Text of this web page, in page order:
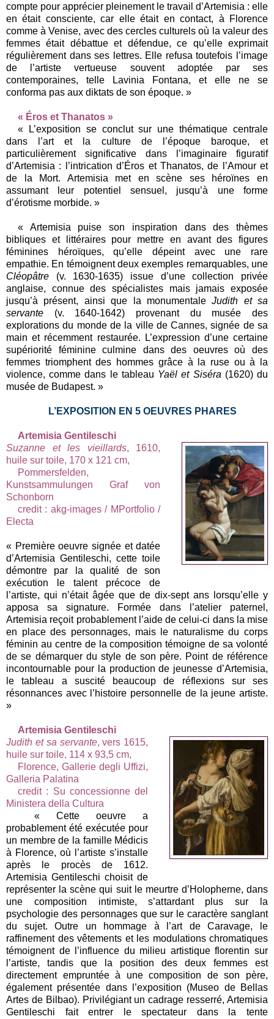
compte pour apprécier pleinement le travail d’Artemisia : elle
en était consciente, car elle était en contact, à Florence
comme à Venise, avec des cercles culturels où la valeur des
femmes était débattue et défendue, ce qu’elle exprimait
régulièrement dans ses lettres. Elle refusa toutefois l’image
de l’artiste vertueuse souvent adoptée par ses
contemporaines, telle Lavinia Fontana, et elle ne se
conforma pas aux diktats de son époque. »
« Éros et Thanatos »
« L’exposition se conclut sur une thématique centrale
dans l’art et la culture de l’époque baroque, et
particulièrement significative dans l’imaginaire figuratif
d’Artemisia : l’intrication d’Éros et Thanatos, de l’Amour et
de la Mort. Artemisia met en scène ses héroïnes en
assumant leur potentiel sensuel, jusqu’à une forme
d’érotisme morbide. »
« Artemisia puise son inspiration dans des thèmes
bibliques et littéraires pour mettre en avant des figures
féminines héroïques, qu’elle dépeint avec une rare
empathie. En témoignent deux exemples remarquables, une
Cléopâtre (v. 1630-1635) issue d’une collection privée
anglaise, connue des spécialistes mais jamais exposée
jusqu’à présent, ainsi que la monumentaleJudith et sa
servante (v. 1640-1642) provenant du musée des
explorations du monde de la ville de Cannes, signée de sa
main et récemment restaurée. L’expression d’une certaine
supériorité féminine culmine dans des oeuvres où des
femmes triomphent des hommes grâce à la ruse ou à la
violence, comme dans le tableau Yaël et Siséra (1620) du
musée de Budapest. »
L’EXPOSITION EN 5 OEUVRES PHARES
Artemisia Gentileschi
Suzanne et les vieillards, 1610,
huile sur toile, 170 x 121 cm,
Pommersfelden,
Kunstsammulungen Graf von
Schonborn
credit : akg-images / MPortfolio /
Electa
« Première oeuvre signée et datée
d’Artemisia Gentileschi, cette toile
démontre par la qualité de son
exécution le talent précoce de
l’artiste, qui n’était âgée que de dix-sept ans lorsqu’elle y
apposa sa signature. Formée dans l’atelier paternel,
Artemisia reçoit probablement l’aide de celui-ci dans la mise
en place des personnages, mais le naturalisme du corps
féminin au centre de la composition témoigne de sa volonté
de se démarquer du style de son père. Point de référence
incontournable pour la production de jeunesse d’Artemisia,
le tableau a suscité beaucoup de réflexions sur ses
résonnances avec l’histoire personnelle de la jeune artiste.
»
Artemisia Gentileschi
Judith et sa servante, vers 1615,
huile sur toile, 114 x 93,5 cm,
Florence, Gallerie degli Uffizi,
Galleria Palatina
credit : Su concessionne del
Ministera della Cultura
« Cette oeuvre a
probablement été exécutée pour
un membre de la famille Médicis
à Florence, où l’artiste s’installe
après le procès de 1612.
Artemisia Gentileschi choisit de
représenter la scène qui suit le meurtre d’Holopherne, dans
une composition intimiste, s’attardant plus sur la
psychologie des personnages que sur le caractère sanglant
du sujet. Outre un hommage à l’art de Caravage, le
raffinement des vêtements et les modulations chromatiques
témoignent de l’influence du milieu artistique florentin sur
l’artiste, tandis que la position des deux femmes est
directement empruntée à une composition de son père,
également présentée dans l’exposition (Museo de Bellas
Artes de Bilbao). Privilégiant un cadrage resserré, Artemisia
Gentileschi fait entrer le spectateur dans la tente